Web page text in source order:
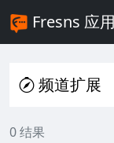
Fresns 应
频道扩展
0 结果